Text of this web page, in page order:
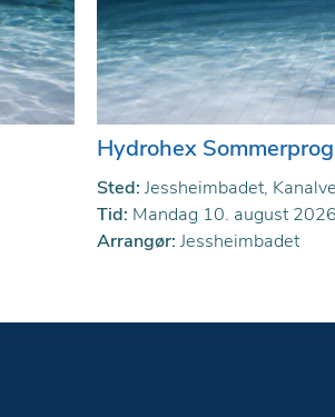
Hydrohex
Sted: Jessheimbadet,
Tid: Mandag 10. august
Arrangør: Jessheimbadet